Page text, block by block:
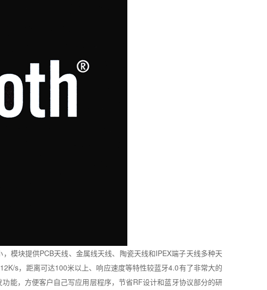
，模块提供PCB天线、金属线天线、陶瓷天线和IPEX端子天线多种天
12K/s，距离可达100米以上、响应速度等特性较蓝牙4.0有了非常大的
能，方便客户自己写应用层程序，节省RF设计和蓝牙协议部分的研